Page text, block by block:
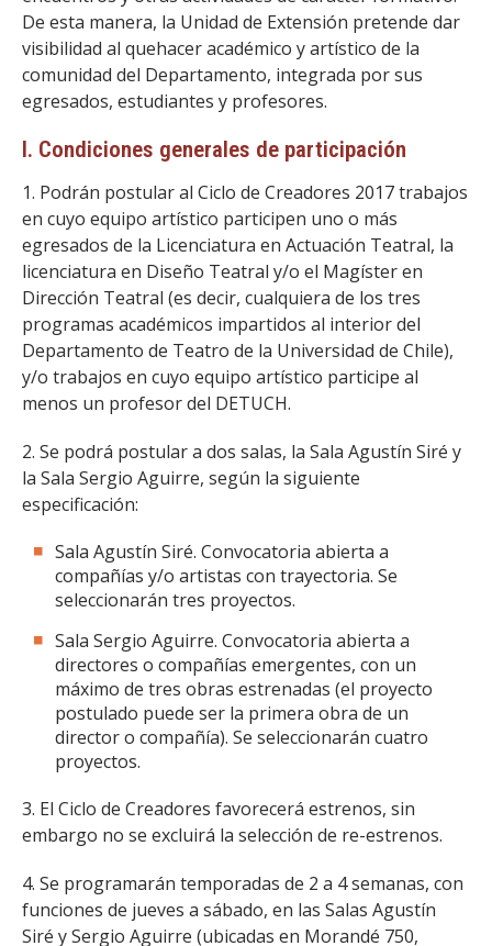
De esta manera, la Unidad de Extensión pretende dar
visibilidad al quehacer académico y artístico de la
comunidad del Departamento, integrada por sus
egresados, estudiantes y profesores.
I. Condiciones generales de participación
1. Podrán postular al Ciclo de Creadores 2017 trabajos
en cuyo equipo artístico participen uno o más
egresados de la Licenciatura en Actuación Teatral, la
licenciatura en Diseño Teatral y/o el Magíster en
Dirección Teatral (es decir, cualquiera de los tres
programas académicos impartidos al interior del
Departamento de Teatro de la Universidad de Chile),
y/o trabajos en cuyo equipo artístico participe al
menos un profesor del DETUCH.
2. Se podrá postular a dos salas, la Sala Agustín Siré y
la Sala Sergio Aguirre, según la siguiente
especificación:
Sala Agustín Siré. Convocatoria abierta a
compañías y/o artistas con trayectoria. Se
seleccionarán tres proyectos.
Sala Sergio Aguirre. Convocatoria abierta a
directores o compañías emergentes, con un
máximo de tres obras estrenadas (el proyecto
postulado puede ser la primera obra de un
director o compañía). Se seleccionarán cuatro
proyectos.
3. El Ciclo de Creadores favorecerá estrenos, sin
embargo no se excluirá la selección de re-estrenos.
4. Se programarán temporadas de 2 a 4 semanas, con
funciones de jueves a sábado, en las Salas Agustín
Siré y Sergio Aguirre (ubicadas en Morandé 750,